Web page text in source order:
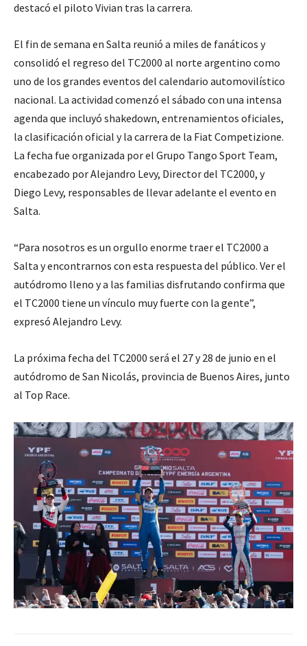
destacó el piloto Vivian tras la carrera.
El fin de semana en Salta reunió a miles de fanáticos y
consolidó el regreso del TC2000 al norte argentino como
uno de los grandes eventos del calendario automovilístico
nacional. La actividad comenzó el sábado con una intensa
agenda que incluyó shakedown, entrenamientos oficiales,
la clasificación oficial y la carrera de la Fiat Competizione.
La fecha fue organizada por el Grupo Tango Sport Team,
encabezado por Alejandro Levy, Director del TC2000, y
Diego Levy, responsables de llevar adelante el evento en
Salta.
“Para nosotros es un orgullo enorme traer el TC2000 a
Salta y encontrarnos con esta respuesta del público. Ver el
autódromo lleno y a las familias disfrutando confirma que
el TC2000 tiene un vínculo muy fuerte con la gente”,
expresó Alejandro Levy.
La próxima fecha del TC2000 será el 27 y 28 de junio en el
autódromo de San Nicolás, provincia de Buenos Aires, junto
al Top Race.